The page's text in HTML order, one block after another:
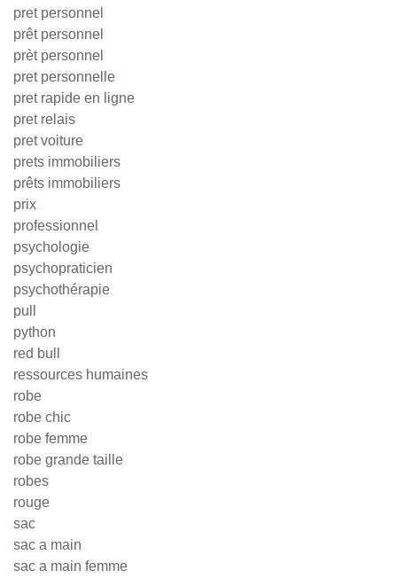
pret personnel
prêt personnel
prèt personnel
pret personnelle
pret rapide en ligne
pret relais
pret voiture
prets immobiliers
prêts immobiliers
prix
professionnel
psychologie
psychopraticien
psychothérapie
pull
python
red bull
ressources humaines
robe
robe chic
robe femme
robe grande taille
robes
rouge
sac
sac a main
sac a main femme